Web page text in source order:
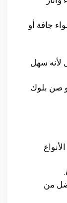
جافة أو
لأنه سهل
صن بلوك
من